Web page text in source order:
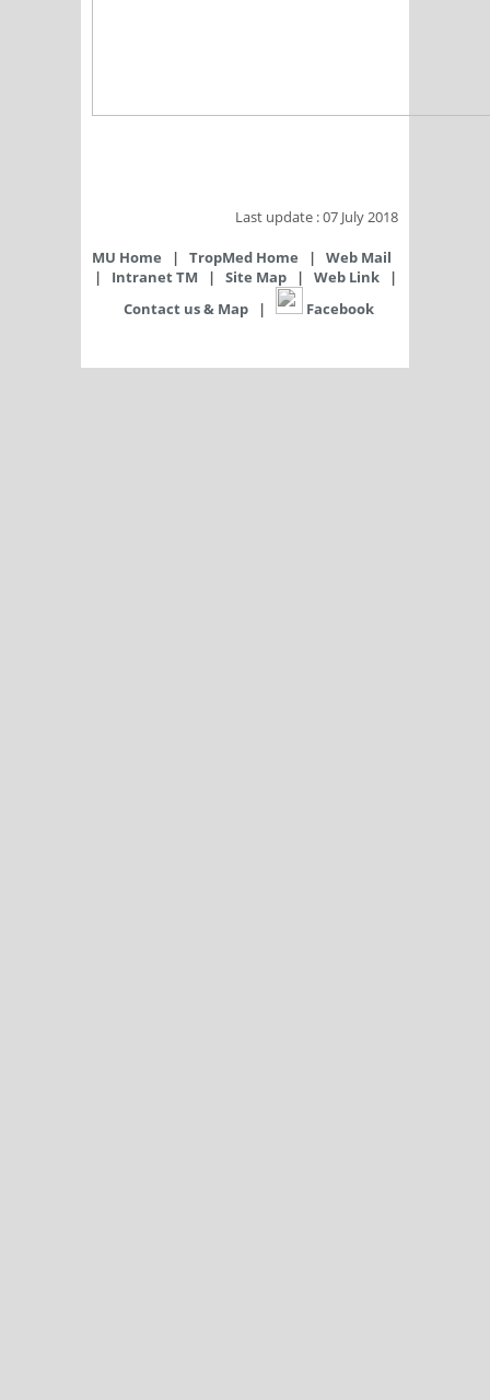
​Last update : 07 July 2018
MU Home | TropMed Home | Web Mail
| Intranet TM | Site Map| Web Link|
Contact us & Map| ​ Facebook